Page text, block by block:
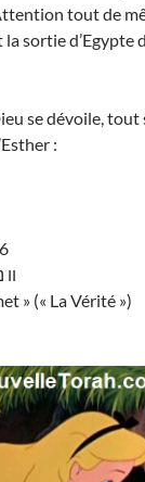
tout de
sortie d’Egypte
se dévoile, tout
:
» (« La Vérité »)